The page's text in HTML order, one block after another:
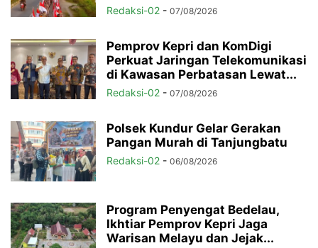
Redaksi-02 - 07/08/2026
Pemprov Kepri dan KomDigi
Perkuat Jaringan Telekomunikasi
di Kawasan Perbatasan Lewat...
Redaksi-02 - 07/08/2026
Polsek Kundur Gelar Gerakan
Pangan Murah di Tanjungbatu
Redaksi-02 - 06/08/2026
Program Penyengat Bedelau,
Ikhtiar Pemprov Kepri Jaga
Warisan Melayu dan Jejak...